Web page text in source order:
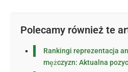
Polecamy również te
Rankingi reprezentacja
mężczyzn: Aktualna